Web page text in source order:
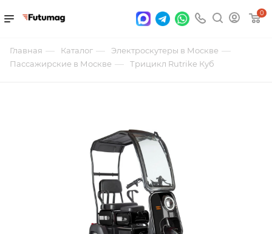
0
Главная — Каталог — Электроскутеры в Москве —
Пассажирские в Москве — Трицикл Rutrike Куб